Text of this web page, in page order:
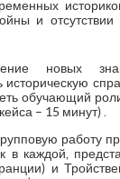
и отсутствии
новых
историческую
обучающий
– 15 минут) .
работу
в каждой,
и